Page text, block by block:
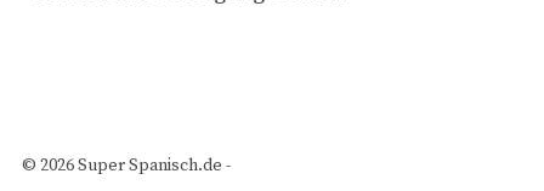
© 2026 Super Spanisch.de -